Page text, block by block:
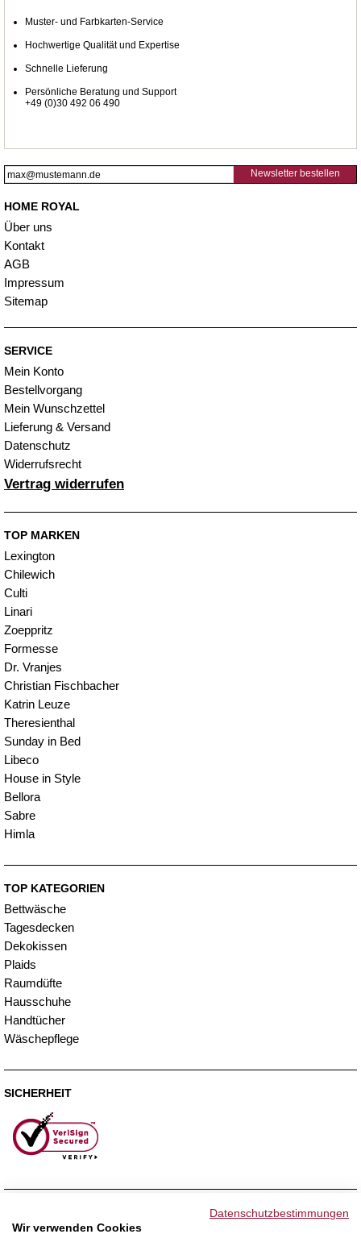
Muster- und Farbkarten-Service
Hochwertige Qualität und Expertise
Schnelle Lieferung
Persönliche Beratung und Support
+49 (0)30 492 06 490
Newsletter bestellen
HOME ROYAL
Über uns
Kontakt
AGB
Impressum
Sitemap
SERVICE
Mein Konto
Bestellvorgang
Mein Wunschzettel
Lieferung & Versand
Datenschutz
Widerrufsrecht
Vertrag widerrufen
TOP MARKEN
Lexington
Chilewich
Culti
Linari
Zoeppritz
Formesse
Dr. Vranjes
Christian Fischbacher
Katrin Leuze
Theresienthal
Sunday in Bed
Libeco
House in Style
Bellora
Sabre
Himla
TOP KATEGORIEN
Bettwäsche
Tagesdecken
Dekokissen
Plaids
Raumdüfte
Hausschuhe
Handtücher
Wäschepflege
SICHERHEIT
Datenschutzbestimmungen
Wir verwenden Cookies